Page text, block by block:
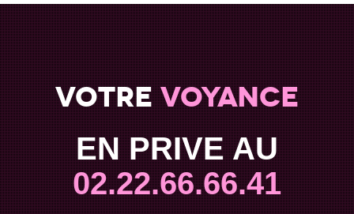
Votrevoyance
EN PRIVE AU
02.22.66.66.41